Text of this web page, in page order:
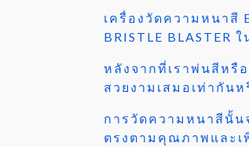
เครื่องวัดความหนาสี
BRISTLE BLASTER
หลังจากที่เราพ่นสีหรื
สวยงามเสมอเท่ากัน
การวัดความหนาสีนั้น
ตรงตามคุณภาพและ